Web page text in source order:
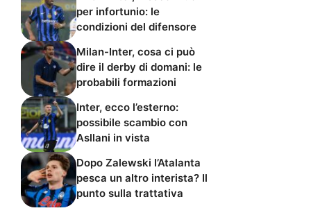
per infortunio: le
condizioni del difensore
Milan-Inter, cosa ci può
dire il derby di domani: le
probabili formazioni
Inter, ecco l’esterno:
possibile scambio con
Asllani in vista
Dopo Zalewski l’Atalanta
pesca un altro interista? Il
punto sulla trattativa